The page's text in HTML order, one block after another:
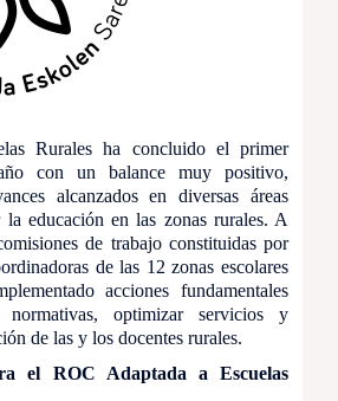
Rurales ha concluido el primer
con un balance muy positivo,
alcanzados en diversas áreas
la educación en las zonas rurales. A
de trabajo constituidas por
de las 12 zonas escolares
acciones fundamentales
optimizar servicios y
de las y los docentes rurales.
el ROC Adaptada a Escuelas